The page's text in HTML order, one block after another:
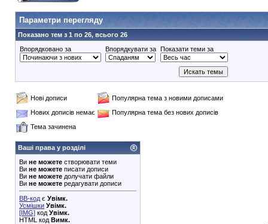
Параметри перегляду
Показано тем з 1 по 26, всього 26
Впорядковано за
Впорядкувати за Показати теми за
Нові дописи
Популярна тема з новими дописами
Нових дописів немає
Популярна тема без нових дописів
Тема зачинена
Ваші права у розділі
Ви не можете створювати теми
Ви не можете писати дописи
Ви не можете долучати файли
Ви не можете редагувати дописи
BB-код є Увімк.
Усмішки Увімк.
[IMG] код Увімк.
HTML код Вимк.